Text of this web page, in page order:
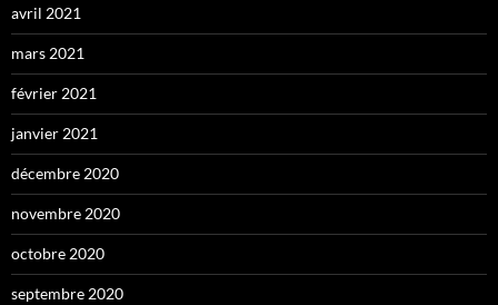
avril 2021
mars 2021
février 2021
janvier 2021
décembre 2020
novembre 2020
octobre 2020
septembre 2020